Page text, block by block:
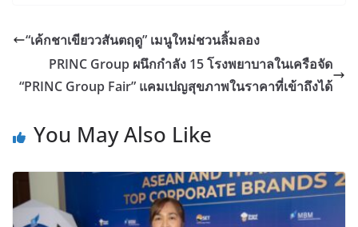
“เค้กชาเขียววสันตฤดู” เมนูใหม่ชวนลิ้มลอง
PRINC Group ผนึกกำลัง 15 โรงพยาบาลในเครือจัด
“PRINC Group Fair” แคมเปญสุขภาพในราคาที่เข้าถึงได้
You May Also Like